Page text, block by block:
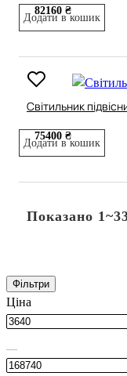
82160 ₴
Додати в кошик
Світильник
75400 ₴
Додати в кошик
Показано
Фільтри
Ціна